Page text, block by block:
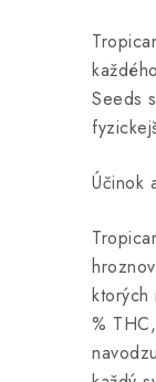
Seeds
Účinok
ktorých
%